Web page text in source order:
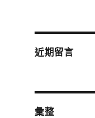
近期留言
彙整